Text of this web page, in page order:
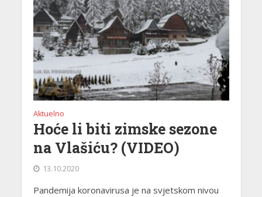
Aktuelno
Hoće li biti zimske sezone
na Vlašiću? (VIDEO)
13.10.2020
Pandemija koronavirusa je na svjetskom nivou